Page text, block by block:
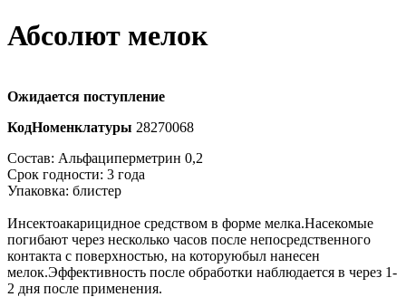
Абсолют мелок
Ожидается поступление
КодНоменклатуры 28270068
Состав: Альфациперметрин 0,2
Срок годности: 3 года
Упаковка: блистер
Инсектоакарицидное средством в форме мелка.Насекомые
погибают через несколько часов после непосредственного
контакта с поверхностью, на которуюбыл нанесен
мелок.Эффективность после обработки наблюдается в через 1-
2 дня после применения.